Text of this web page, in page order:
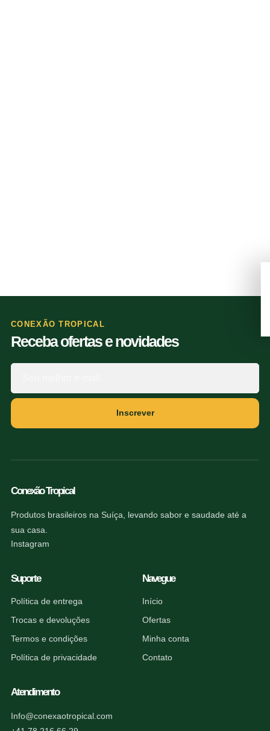
CONEXÃO TROPICAL
Receba ofertas e novidades
Inscrever
Conexão Tropical
Produtos brasileiros na Suíça, levando sabor e saudade até a
sua casa.
Instagram
Suporte
Política de entrega
Trocas e devoluções
Termos e condições
Política de privacidade
Navegue
Início
Ofertas
Minha conta
Contato
Atendimento
Info@conexaotropical.com